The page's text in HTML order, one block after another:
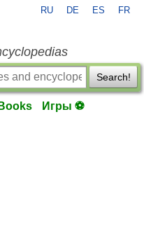
RU DE ES FR
Search!
Books Игры ⚽